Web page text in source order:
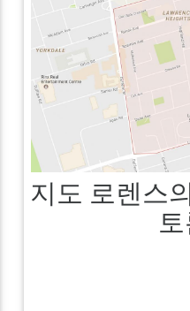
지도 로렌스